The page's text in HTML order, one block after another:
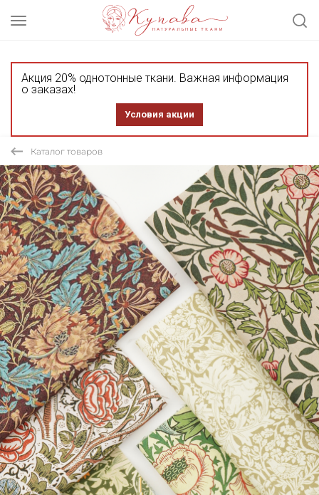
Акция 20% однотонные ткани. Важная информация
о заказах!
Условия акции
Каталог товаров